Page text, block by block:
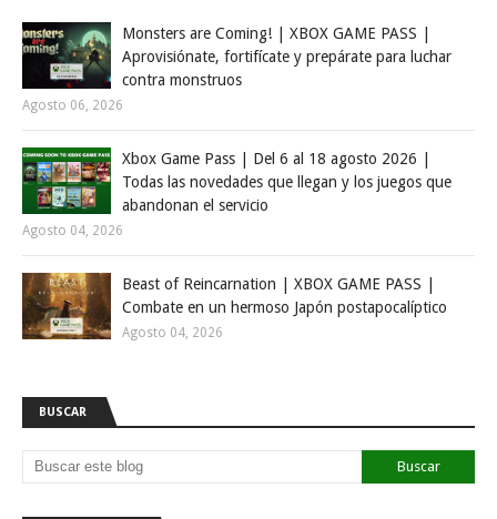
Monsters are Coming! | XBOX GAME PASS |
Aprovisiónate, fortifícate y prepárate para luchar
contra monstruos
Agosto 06, 2026
Xbox Game Pass | Del 6 al 18 agosto 2026 |
Todas las novedades que llegan y los juegos que
abandonan el servicio
Agosto 04, 2026
Beast of Reincarnation | XBOX GAME PASS |
Combate en un hermoso Japón postapocalíptico
Agosto 04, 2026
BUSCAR